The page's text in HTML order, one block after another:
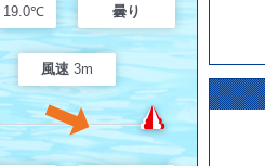
19.0℃ 曇り
風速 3m